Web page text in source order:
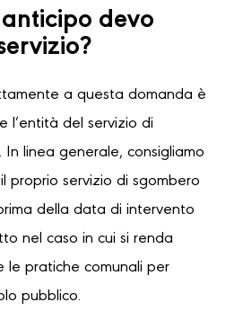
devo
a questa domanda è
l’entità del servizio di
linea generale, consigliamo
proprio servizio di sgombero
della data di intervento
nel caso in cui si renda
le pratiche comunali per
pubblico.